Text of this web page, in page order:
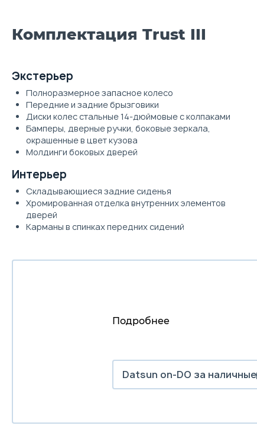
Комплектация Trust III
Экстерьер
Полноразмерное запасное колесо
Передние и задние брызговики
Диски колес стальные 14-дюймовые с колпаками
Бамперы, дверные ручки, боковые зеркала,
окрашенные в цвет кузова
Молдинги боковых дверей
Интерьер
Складывающиеся задние сиденья
Хромированная отделка внутренних элементов
дверей
Карманы в спинках передних сидений
Подробнее
Datsun on-DO за наличные